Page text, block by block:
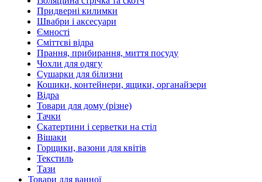
Придверні килимки
Швабри і аксесуари
Ємності
Сміттєві відра
Прання, прибирання, миття посуду
Чохли для одягу
Сушарки для білизни
Кошики, контейнери, ящики, органайзери
Відра
Товари для дому (різне)
Тачки
Скатертини і серветки на стіл
Вішаки
Горщики, вазони для квітів
Текстиль
Тази
Товари для ванної